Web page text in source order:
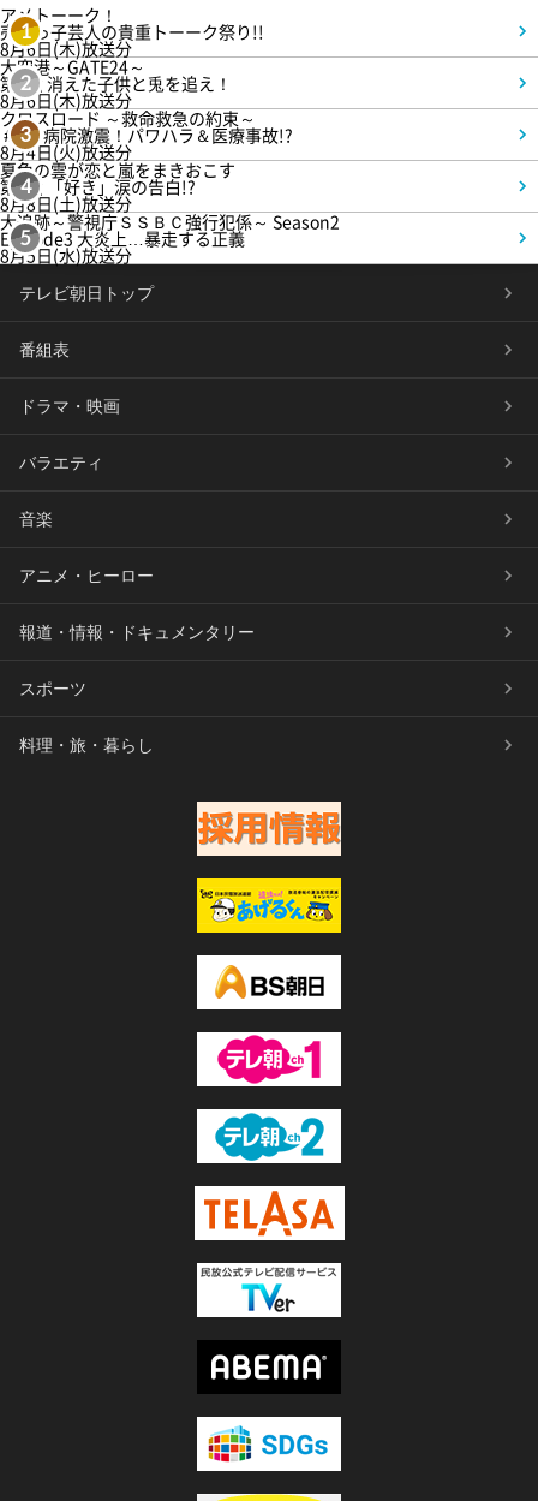
1
アメトーーク！
売れっ子芸人の貴重トーーク祭り!!
8月6日(木)放送分
2
大空港～GATE24～
第3話 消えた子供と兎を追え！
8月6日(木)放送分
3
クロスロード ～救命救急の約束～
＃5 病院激震！パワハラ＆医療事故!?
8月4日(火)放送分
4
夏色の雲が恋と嵐をまきおこす
第5話 「好き」涙の告白!?
8月8日(土)放送分
5
大追跡～警視庁ＳＳＢＣ強行犯係～ Season2
Episode3 大炎上…暴走する正義
8月5日(水)放送分
テレビ朝日トップ
番組表
ドラマ・映画
バラエティ
音楽
アニメ・ヒーロー
報道・情報・ドキュメンタリー
スポーツ
料理・旅・暮らし